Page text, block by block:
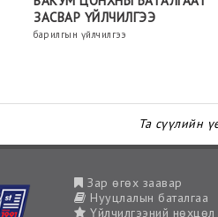
ЗАСВАР ҮЙЛЧИЛГЭЭ
барилгын үйлчилгээ
Та сүүлийн
Зар өгөх заавар
Нууцлалын баталгаа
Үйлчилгээний нөхцөл